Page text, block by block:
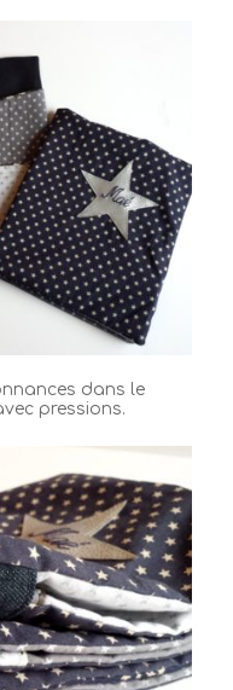
dans le
pressions.